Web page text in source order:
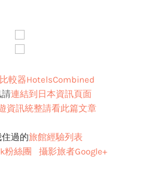
較器HotelsCombined
請連結到日本資訊頁面
資訊統整請看此篇文章
過的旅館經驗列表
粉絲團 攝影旅者Google+